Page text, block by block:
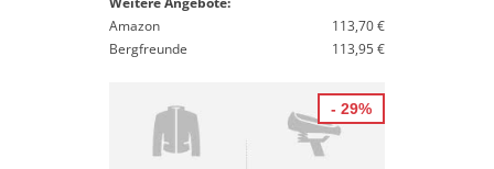
Amazon
113,70 €
Bergfreunde
113,95 €
- 29%